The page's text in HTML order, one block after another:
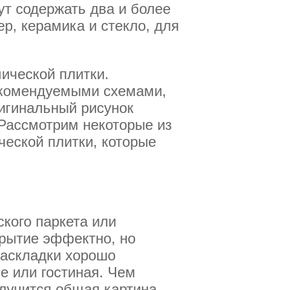
содержать два и более
керамика и стекло, для
плитки.
схемами,
рисунок
некоторые из
плитки, которые
паркета или
эффектно, но
хорошо
или гостиная. Чем